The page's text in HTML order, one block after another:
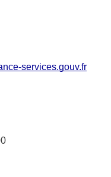
services.gouv.fr